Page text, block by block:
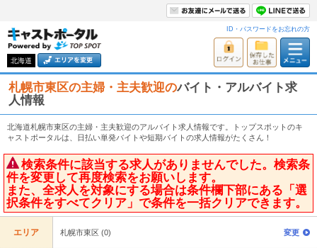
北海道
ID・パスワードをお忘れの方
札幌市東区の主婦・主夫歓迎のバイト・アルバイト求
人情報
北海道札幌市東区の主婦・主夫歓迎のアルバイト求人情報です。トップスポットのキ
ャストポータルは、日払い単発バイトや短期バイトの求人情報がたくさん！
検索条件に該当する求人がありませんでした。検索条
件を変更して再度検索をお願いします。
また、全求人を対象にする場合は条件欄下部にある「選
択条件をすべてクリア」で条件を一括クリアできます。
エリア 札幌市東区 (0) 変更